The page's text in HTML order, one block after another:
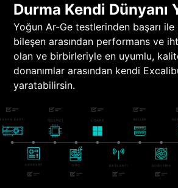
Durma Kendi Dünyanı
Yoğun Ar-Ge testlerinden başarı
bileşen arasından performans ve
olan ve birbirleriyle en uyumlu,
donanımlar arasından kendi
yaratabilirsin.